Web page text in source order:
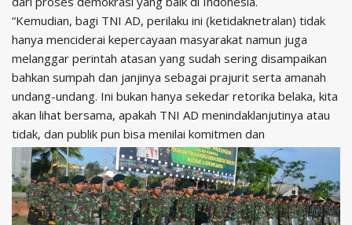
“Kemudian, bagi TNI AD, perilaku ini (ketidaknetralan) tidak
hanya menciderai kepercayaan masyarakat namun juga
melanggar perintah atasan yang sudah sering disampaikan
bahkan sumpah dan janjinya sebagai prajurit serta amanah
undang-undang. Ini bukan hanya sekedar retorika belaka, kita
akan lihat bersama, apakah TNI AD menindaklanjutinya atau
tidak, dan publik pun bisa menilai komitmen dan